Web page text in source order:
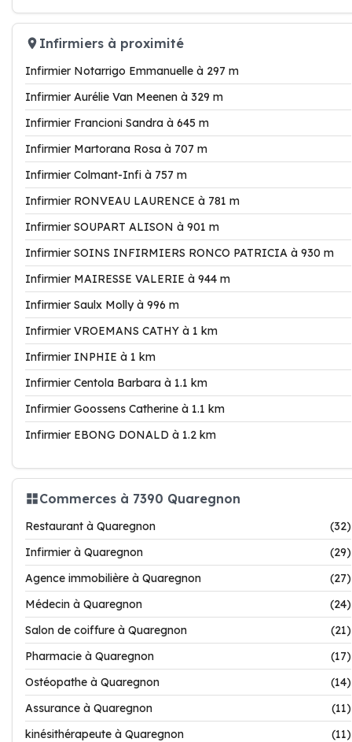
Infirmiers à proximité
Infirmier Notarrigo Emmanuelle à 297 m
Infirmier Aurélie Van Meenen à 329 m
Infirmier Francioni Sandra à 645 m
Infirmier Martorana Rosa à 707 m
Infirmier Colmant-Infi à 757 m
Infirmier RONVEAU LAURENCE à 781 m
Infirmier SOUPART ALISON à 901 m
Infirmier SOINS INFIRMIERS RONCO PATRICIA à 930 m
Infirmier MAIRESSE VALERIE à 944 m
Infirmier Saulx Molly à 996 m
Infirmier VROEMANS CATHY à 1 km
Infirmier INPHIE à 1 km
Infirmier Centola Barbara à 1.1 km
Infirmier Goossens Catherine à 1.1 km
Infirmier EBONG DONALD à 1.2 km
Commerces à 7390 Quaregnon
Restaurant à Quaregnon
(32)
Infirmier à Quaregnon
(29)
Agence immobilière à Quaregnon
(27)
Médecin à Quaregnon
(24)
Salon de coiffure à Quaregnon
(21)
Pharmacie à Quaregnon
(17)
Ostéopathe à Quaregnon
(14)
Assurance à Quaregnon
(11)
kinésithérapeute à Quaregnon
(11)